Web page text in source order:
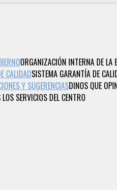
ORGANIZACIÓN INTERNA DE LA
CALIDADSISTEMA GARANTÍA DE
Y SUGERENCIASDINOS QUE
SERVICIOS DEL CENTRO